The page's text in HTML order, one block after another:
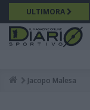
Salta
al
contenuto
principale
ULTIMORA
Jacopo Malesa